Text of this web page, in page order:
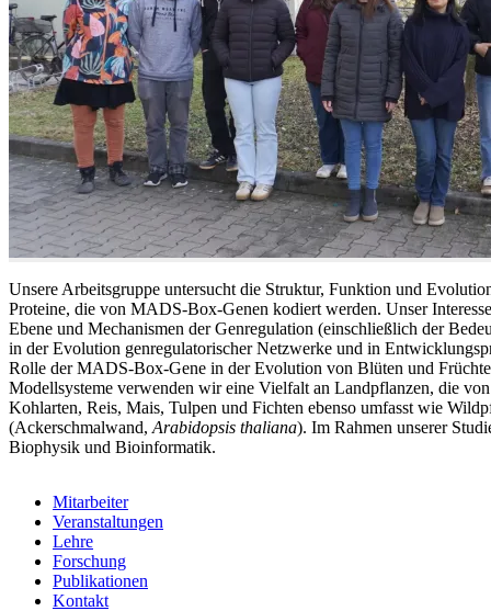
Unsere Arbeitsgruppe untersucht die Struktur, Funktion und
Proteine, die von MADS-Box-Genen kodiert werden. Unser
Ebene und Mechanismen der Genregulation (einschließlich der
in der Evolution genregulatorischer Netzwerke und in
Rolle der MADS-Box-Gene in der Evolution von Blüten und
Modellsysteme verwenden wir eine Vielfalt an Landpflanzen, die
Kohlarten, Reis, Mais, Tulpen und Fichten ebenso umfasst wie
(Ackerschmalwand, Arabidopsis thaliana). Im Rahmen unserer
Biophysik und Bioinformatik.
Mitarbeiter
Veranstaltungen
Lehre
Forschung
Publikationen
Kontakt